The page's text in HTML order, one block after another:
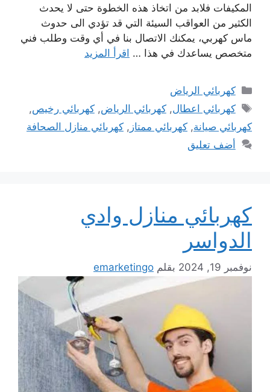
المكيفات فلابد من اتخاذ هذه الخطوة حتى لا يحدث
الكثير من العواقب السيئة التي قد تؤدي الى حدوث
ماس كهربي، يمكنك الاتصال بنا في أي وقت وطلب فني
متخصص يساعدك في هذا … اقرأ المزيد
التصنيفات
كهربائي الرياض
الوسوم
كهربائي اعطال,كهربائي الرياض,كهربائي رخيص,
كهربائي صيانة, كهربائي ممتاز , كهربائي منازل الصحافة
أضف تعليق
كهربائي منازل وادي
الدواسر
نوفمبر 19, 2024 بقلم emarketingo